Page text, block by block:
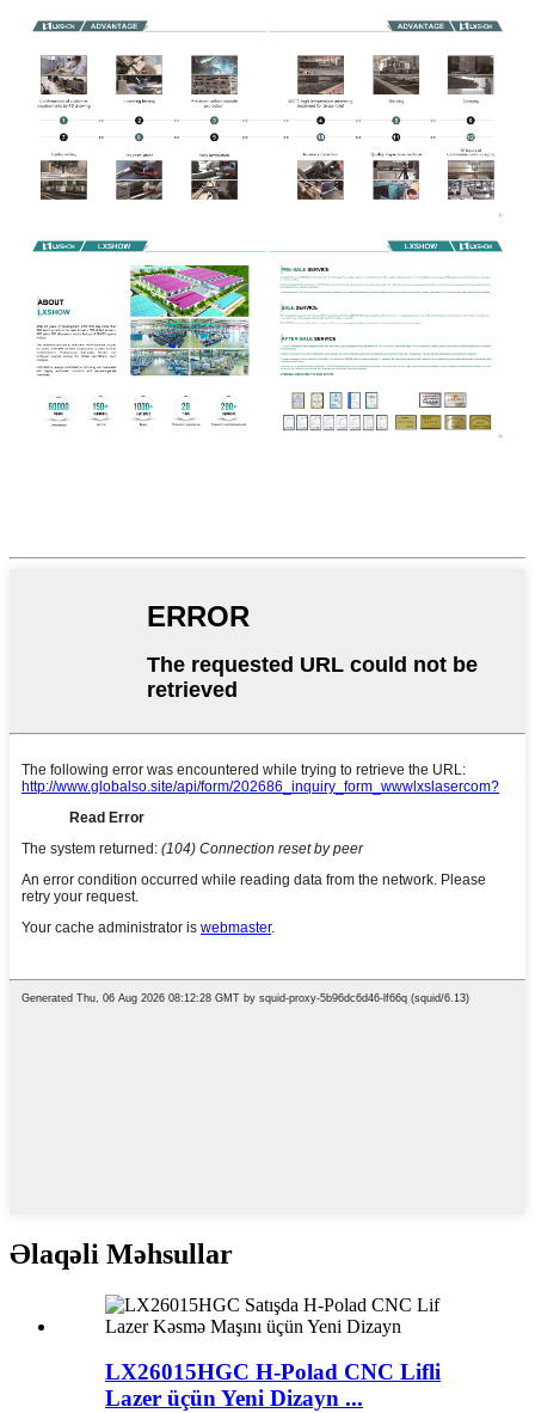
Əlaqəli Məhsullar
LX26015HGC H-Polad CNC Lifli
Lazer üçün Yeni Dizayn ...